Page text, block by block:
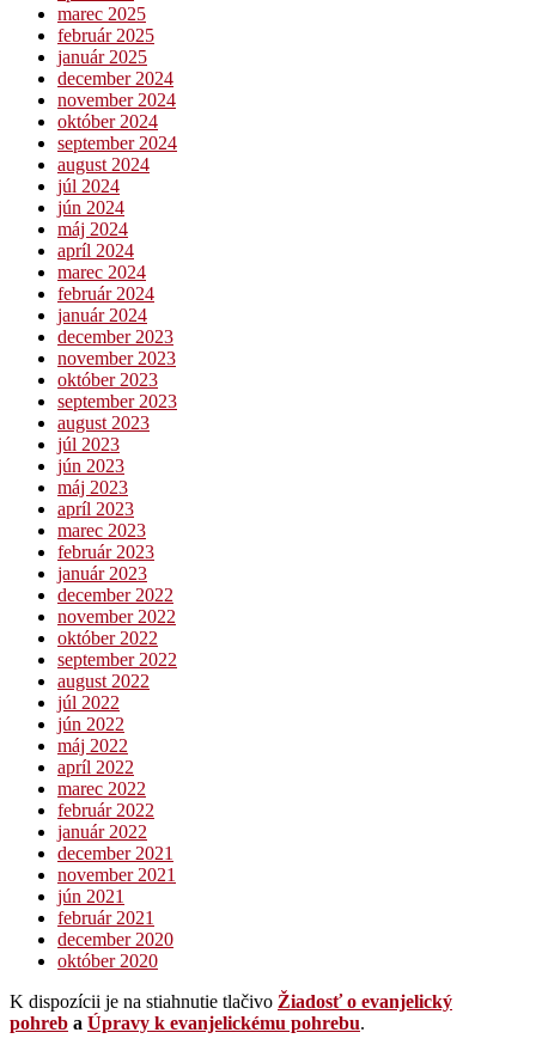
marec 2025
február 2025
január 2025
december 2024
november 2024
október 2024
september 2024
august 2024
júl 2024
jún 2024
máj 2024
apríl 2024
marec 2024
február 2024
január 2024
december 2023
november 2023
október 2023
september 2023
august 2023
júl 2023
jún 2023
máj 2023
apríl 2023
marec 2023
február 2023
január 2023
december 2022
november 2022
október 2022
september 2022
august 2022
júl 2022
jún 2022
máj 2022
apríl 2022
marec 2022
február 2022
január 2022
december 2021
november 2021
jún 2021
február 2021
december 2020
október 2020
K dispozícii je na stiahnutie tlačivo Žiadosť o evanjelický
pohreb a Úpravy k evanjelickému pohrebu.